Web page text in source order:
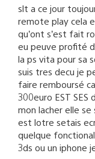
slt a ce jour
remote play cela
qu’ont s’est fait
eu peuve profité
la ps vita pour sa
suis tres decu je
faire remboursé
300euro EST
mon lacher elle
est lotre setais
quelque
3ds ou un iphone